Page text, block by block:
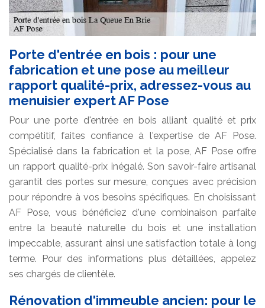
Porte d'entrée en bois : pour une
fabrication et une pose au meilleur
rapport qualité-prix, adressez-vous au
menuisier expert AF Pose
Pour une porte d'entrée en bois alliant qualité et prix
compétitif, faites confiance à l'expertise de AF Pose.
Spécialisé dans la fabrication et la pose, AF Pose offre
un rapport qualité-prix inégalé. Son savoir-faire artisanal
garantit des portes sur mesure, conçues avec précision
pour répondre à vos besoins spécifiques. En choisissant
AF Pose, vous bénéficiez d'une combinaison parfaite
entre la beauté naturelle du bois et une installation
impeccable, assurant ainsi une satisfaction totale à long
terme. Pour des informations plus détaillées, appelez
ses chargés de clientèle.
Rénovation d'immeuble ancien: pour le